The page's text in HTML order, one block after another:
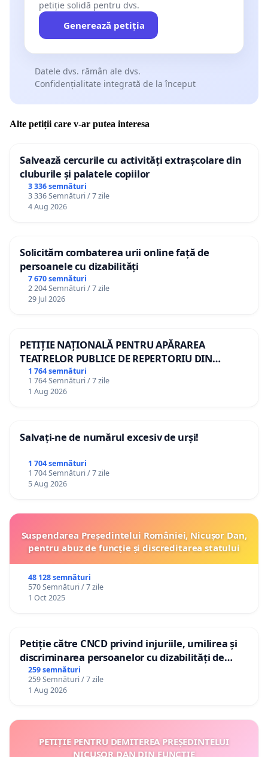
petiție solidă pentru dvs.
Generează petiția
Datele dvs. rămân ale dvs.
Confidențialitate integrată de la început
Alte petiții care v-ar putea interesa
Salvează cercurile cu activități extrașcolare din
cluburile și palatele copiilor
3 336 semnături
3 336 Semnături / 7 zile
4 Aug 2026
Solicităm combaterea urii online față de
persoanele cu dizabilități
7 670 semnături
2 204 Semnături / 7 zile
29 Jul 2026
PETIȚIE NAȚIONALĂ PENTRU APĂRAREA
TEATRELOR PUBLICE DE REPERTORIU DIN
ROMÂNIA
1 764 semnături
1 764 Semnături / 7 zile
1 Aug 2026
Salvați-ne de numărul excesiv de urși!
1 704 semnături
1 704 Semnături / 7 zile
5 Aug 2026
Suspendarea Președintelui României, Nicușor Dan,
pentru abuz de funcție și discreditarea statului
48 128 semnături
570 Semnături / 7 zile
1 Oct 2025
Petiție către CNCD privind injuriile, umilirea și
discriminarea persoanelor cu dizabilități de
către utilizatorul TikTok „Gorici”
259 semnături
259 Semnături / 7 zile
1 Aug 2026
PETIȚIE PENTRU DEMITEREA PREȘEDINTELUI
NICUȘOR DAN DIN FUNCȚIE